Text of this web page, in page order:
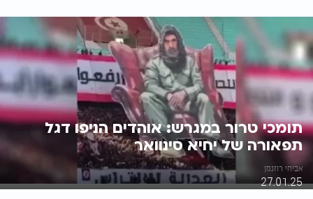
תומכי טרור במגרש: אוהדים הניפו דגל
תפאורה של יחיא סינוואר
אביחי רוזנמן
27.01.25